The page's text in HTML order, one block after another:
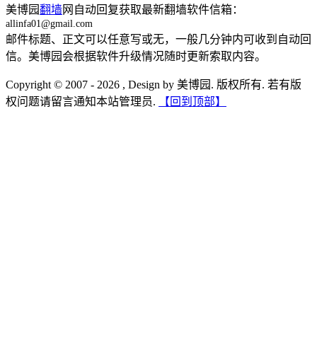
美博园翻墙网自动回复获取最新翻墙软件信箱：
allinfa01@gmail.com
邮件标题、正文可以任意写或无，一般几分钟内可收到自动回
信。美博园会根据软件升级情况随时更新索取内容。
Copyright © 2007 - 2026 , Design by 美博园. 版权所有. 若有版
权问题请留言通知本站管理员.
【回到顶部】